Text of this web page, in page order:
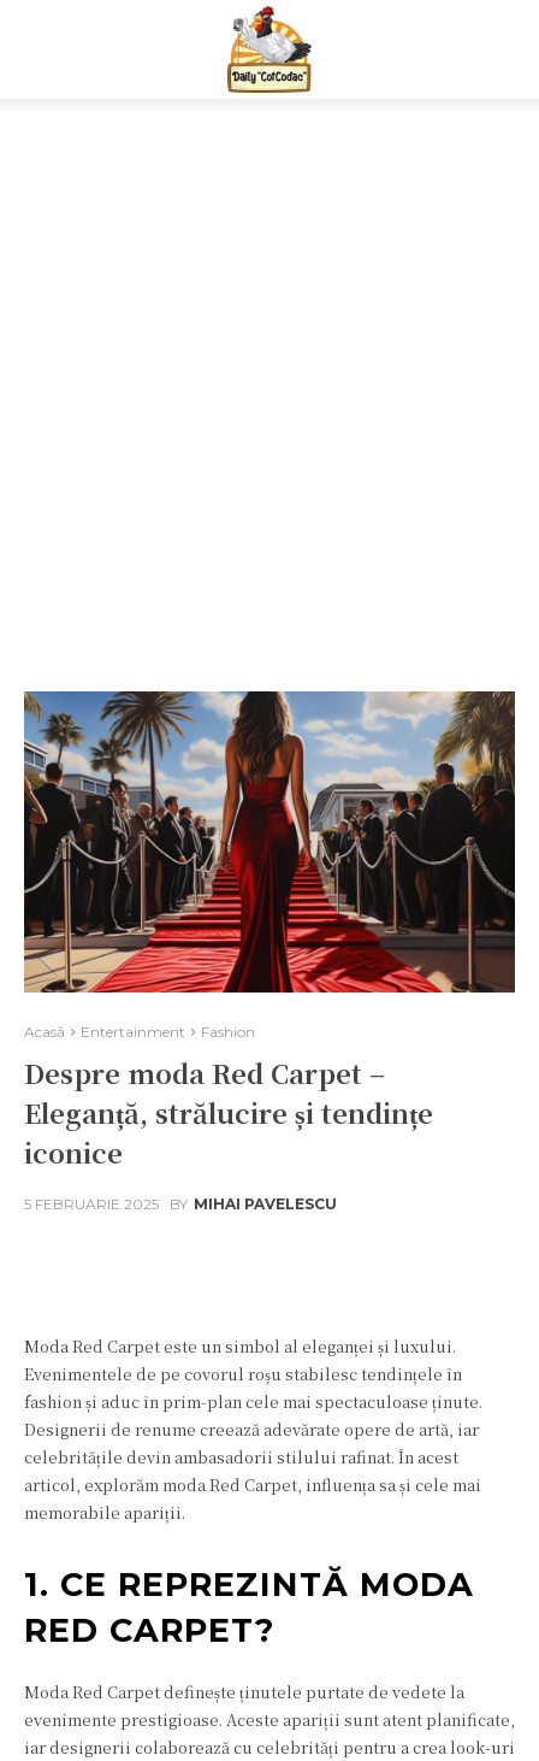
Acasă Entertainment Fashion
Despre moda Red Carpet –
Eleganță, strălucire și tendințe
iconice
5 FEBRUARIE 2025 BY MIHAI PAVELESCU
Moda Red Carpet este un simbol al eleganței și luxului.
Evenimentele de pe covorul roșu stabilesc tendințele în
fashion și aduc în prim-plan cele mai spectaculoase ținute.
Designerii de renume creează adevărate opere de artă, iar
celebritățile devin ambasadorii stilului rafinat. În acest
articol, explorăm moda Red Carpet, influența sa și cele mai
memorabile apariții.
1. CE REPREZINTĂ MODA
RED CARPET?
Moda Red Carpet definește ținutele purtate de vedete la
evenimente prestigioase. Aceste apariții sunt atent planificate,
iar designerii colaborează cu celebrități pentru a crea look-uri